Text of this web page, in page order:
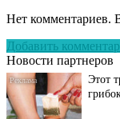
Нет комментариев.
Добавить
Новости партнеров
Этот